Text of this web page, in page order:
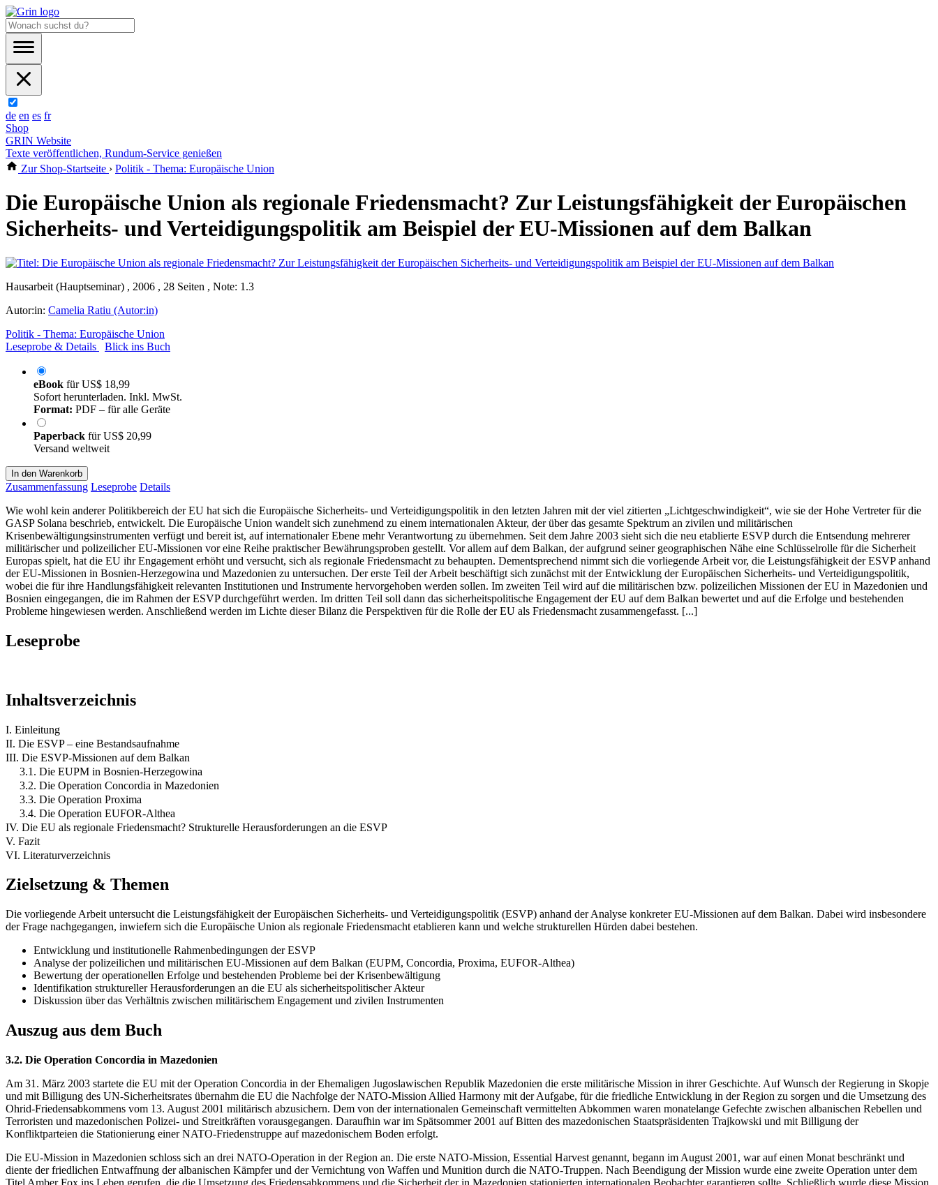
de en es fr
Shop
GRIN Website
Texte veröffentlichen, Rundum-Service genießen
Zur Shop-Startseite › Politik - Thema: Europäische Union
Die Europäische Union als regionale Friedensmacht? Zur Leistungsfähigkeit der Europäischen
Sicherheits- und Verteidigungspolitik am Beispiel der EU-Missionen auf dem Balkan
Hausarbeit (Hauptseminar) , 2006 , 28 Seiten , Note: 1.3
Autor:in: Camelia Ratiu (Autor:in)
Politik - Thema: Europäische Union
Leseprobe & Details
Blick ins Buch
eBook fürUS$ 18,99
Sofort herunterladen. Inkl. MwSt.
Format: PDF – für alle Geräte
Paperback fürUS$ 20,99
Versand weltweit
In den Warenkorb
Zusammenfassung Leseprobe Details
Wie wohl kein anderer Politikbereich der EU hat sich die Europäische Sicherheits- und Verteidigungspolitik in den letzten Jahren mit der viel zitierten „Lichtgeschwindigkeit“, wie sie der Hohe Vertreter für die
GASP Solana beschrieb, entwickelt. Die Europäische Union wandelt sich zunehmend zu einem internationalen Akteur, der über das gesamte Spektrum an zivilen und militärischen
Krisenbewältigungsinstrumenten verfügt und bereit ist, auf internationaler Ebene mehr Verantwortung zu übernehmen. Seit dem Jahre 2003 sieht sich die neu etablierte ESVP durch die Entsendung mehrerer
militärischer und polizeilicher EU-Missionen vor eine Reihe praktischer Bewährungsproben gestellt. Vor allem auf dem Balkan, der aufgrund seiner geographischen Nähe eine Schlüsselrolle für die Sicherheit
Europas spielt, hat die EU ihr Engagement erhöht und versucht, sich als regionale Friedensmacht zu behaupten. Dementsprechend nimmt sich die vorliegende Arbeit vor, die Leistungsfähigkeit der ESVP anhand
der EU-Missionen in Bosnien-Herzegowina und Mazedonien zu untersuchen. Der erste Teil der Arbeit beschäftigt sich zunächst mit der Entwicklung der Europäischen Sicherheits- und Verteidigungspolitik,
wobei die für ihre Handlungsfähigkeit relevanten Institutionen und Instrumente hervorgehoben werden sollen. Im zweiten Teil wird auf die militärischen bzw. polizeilichen Missionen der EU in Mazedonien und
Bosnien eingegangen, die im Rahmen der ESVP durchgeführt werden. Im dritten Teil soll dann das sicherheitspolitische Engagement der EU auf dem Balkan bewertet und auf die Erfolge und bestehenden
Probleme hingewiesen werden. Anschließend werden im Lichte dieser Bilanz die Perspektiven für die Rolle der EU als Friedensmacht zusammengefasst. [...]
Leseprobe
Inhaltsverzeichnis
I. Einleitung
II. Die ESVP – eine Bestandsaufnahme
III. Die ESVP-Missionen auf dem Balkan
3.1. Die EUPM in Bosnien-Herzegowina
3.2. Die Operation Concordia in Mazedonien
3.3. Die Operation Proxima
3.4. Die Operation EUFOR-Althea
IV. Die EU als regionale Friedensmacht? Strukturelle Herausforderungen an die ESVP
V. Fazit
VI. Literaturverzeichnis
Zielsetzung & Themen
Die vorliegende Arbeit untersucht die Leistungsfähigkeit der Europäischen Sicherheits- und Verteidigungspolitik (ESVP) anhand der Analyse konkreter EU-Missionen auf dem Balkan. Dabei wird insbesondere
der Frage nachgegangen, inwiefern sich die Europäische Union als regionale Friedensmacht etablieren kann und welche strukturellen Hürden dabei bestehen.
Entwicklung und institutionelle Rahmenbedingungen der ESVP
Analyse der polizeilichen und militärischen EU-Missionen auf dem Balkan (EUPM, Concordia, Proxima, EUFOR-Althea)
Bewertung der operationellen Erfolge und bestehenden Probleme bei der Krisenbewältigung
Identifikation struktureller Herausforderungen an die EU als sicherheitspolitischer Akteur
Diskussion über das Verhältnis zwischen militärischem Engagement und zivilen Instrumenten
Auszug aus dem Buch
3.2. Die Operation Concordia in Mazedonien
Am 31. März 2003 startete die EU mit der Operation Concordia in der Ehemaligen Jugoslawischen Republik Mazedonien die erste militärische Mission in ihrer Geschichte. Auf Wunsch der Regierung in Skopje
und mit Billigung des UN-Sicherheitsrates übernahm die EU die Nachfolge der NATO-Mission Allied Harmony mit der Aufgabe, für die friedliche Entwicklung in der Region zu sorgen und die Umsetzung des
Ohrid-Friedensabkommens vom 13. August 2001 militärisch abzusichern. Dem von der internationalen Gemeinschaft vermittelten Abkommen waren monatelange Gefechte zwischen albanischen Rebellen und
Terroristen und mazedonischen Polizei- und Streitkräften vorausgegangen. Daraufhin war im Spätsommer 2001 auf Bitten des mazedonischen Staatspräsidenten Trajkowski und mit Billigung der
Konfliktparteien die Stationierung einer NATO-Friedenstruppe auf mazedonischem Boden erfolgt.
Die EU-Mission in Mazedonien schloss sich an drei NATO-Operation in der Region an. Die erste NATO-Mission, Essential Harvest genannt, begann im August 2001, war auf einen Monat beschränkt und
diente der friedlichen Entwaffnung der albanischen Kämpfer und der Vernichtung von Waffen und Munition durch die NATO-Truppen. Nach Beendigung der Mission wurde eine zweite Operation unter dem